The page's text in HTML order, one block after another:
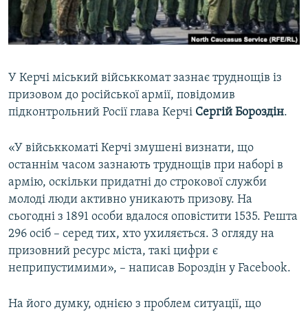
ВІДЕОУРОКИ «ELIFBE»
СВІДЧЕННЯ ОКУПАЦІЇ
ІНФОГРАФІКА
Русский
Qırımtatar
ДОЛУЧАЙСЯ!
Усі сайти RFE/RL
У Керчі міський військкомат зазнає труднощів із
призовом до російської армії, повідомив
підконтрольний Росії глава Керчі Сергій Бороздін.
«У військкоматі Керчі змушені визнати, що
останнім часом зазнають труднощів при наборі в
армію, оскільки придатні до строкової служби
молоді люди активно уникають призову. На
сьогодні з 1891 особи вдалося оповістити 1535. Решта
296 осіб – серед тих, хто ухиляється. З огляду на
призовний ресурс міста, такі цифри є
неприпустимими», – написав Бороздін у Facebook.
На його думку, однією з проблем ситуації, що